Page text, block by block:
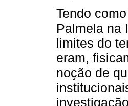
Tendo
Palmela na
limites do
eram,
noção de